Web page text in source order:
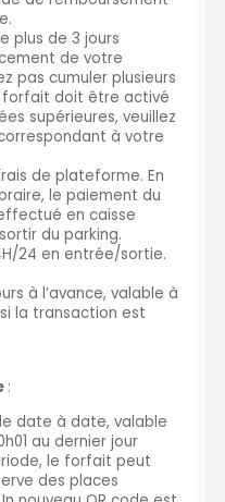
plus de 3 jours
de votre
pas cumuler plusieurs
forfait doit être activé
supérieures, veuillez
à votre
de plateforme. En
le paiement du
en caisse
du parking.
24 en entrée/sortie.
à l’avance, valable à
la transaction est
:
date à date, valable
au dernier jour
le forfait peut
des places